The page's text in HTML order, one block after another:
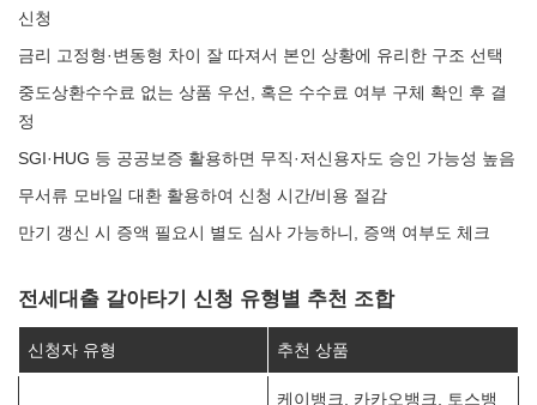
신청
금리 고정형·변동형 차이 잘 따져서 본인 상황에 유리한 구조 선택
중도상환수수료 없는 상품 우선, 혹은 수수료 여부 구체 확인 후 결
정
SGI·HUG 등 공공보증 활용하면 무직·저신용자도 승인 가능성 높음
무서류 모바일 대환 활용하여 신청 시간/비용 절감
만기 갱신 시 증액 필요시 별도 심사 가능하니, 증액 여부도 체크
전세대출 갈아타기 신청 유형별 추천 조합
신청자 유형 추천 상품
케이뱅크, 카카오뱅크, 토스뱅